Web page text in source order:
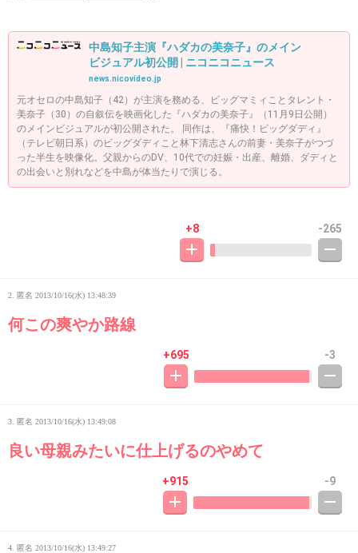
中島知子主演『ハダカの美奈子』のメイン
ビジュアル初公開 | ニコニコニュース
news.nicovideo.jp
元オセロの中島知子（42）が主演を務める、ビッグマミィことタレント・
美奈子（30）の自叙伝を映画化した『ハダカの美奈子』（11月9日公開）
のメインビジュアルが初公開された。 同作は、『痛快！ビッグダディ』
（テレビ朝日系）のビッグダディこと林下清志さんの前妻・美奈子がつづ
った半生を映像化。父親からのDV、10代での妊娠・出産、離婚、ダディと
の出会いと別れなどを中島が体当たりで演じる。
+8 -265
2. 匿名 2013/10/16(水) 13:48:39
何この爽やか路線
+695 -3
3. 匿名 2013/10/16(水) 13:49:08
良い母親みたいに仕上げるのやめて
+915 -9
4. 匿名 2013/10/16(水) 13:49:27